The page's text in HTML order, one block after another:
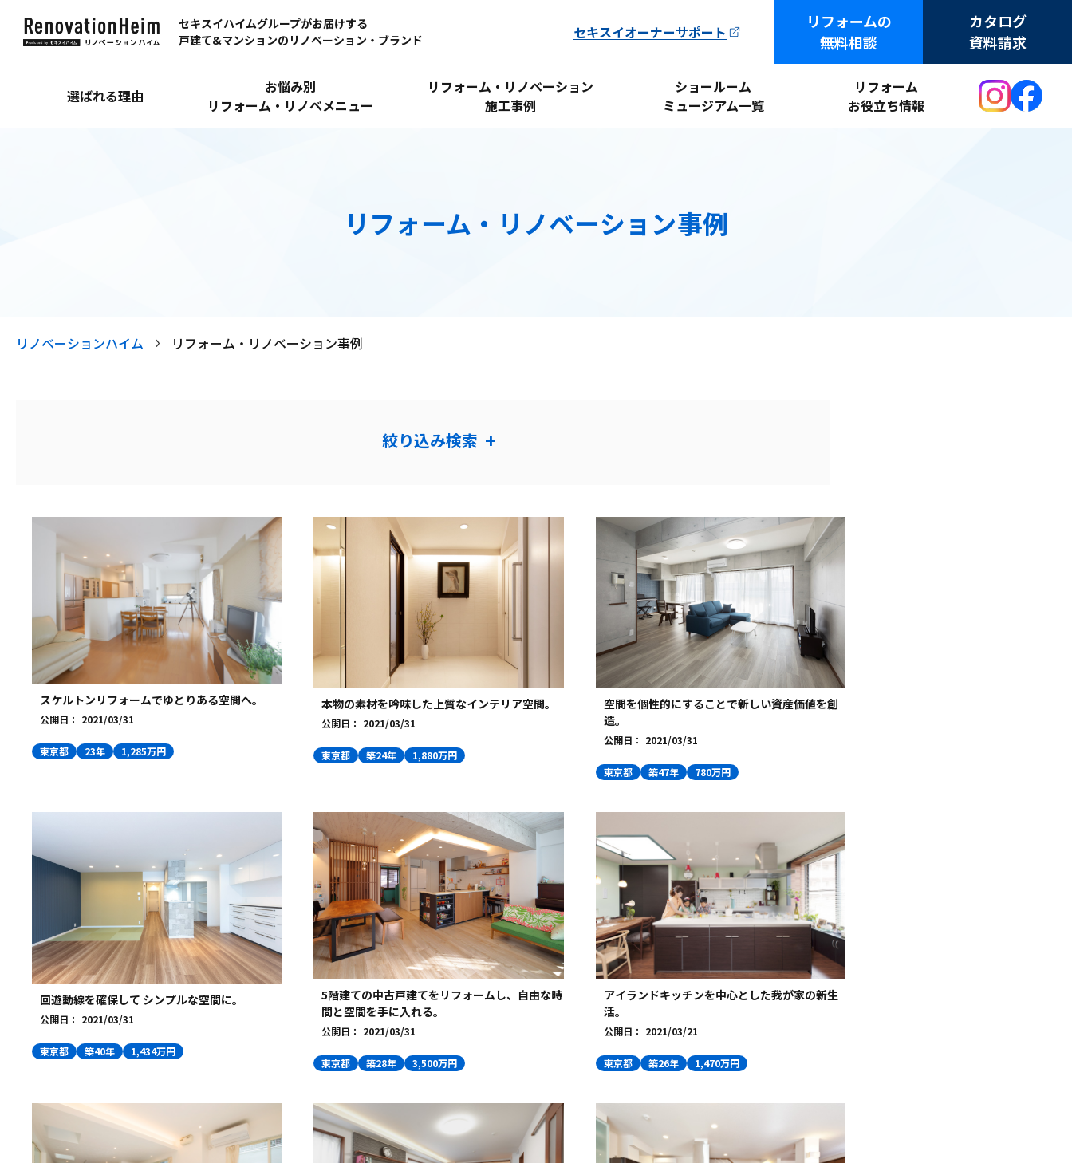
セキスイハイムグループがお届けする
戸建て&マンションのリノベーション・ブランド
セキスイオーナーサポート
リフォームの
無料相談
カタログ
資料請求
選ばれる理由
お悩み別
リフォーム・リノベメニュー
リフォーム・リノベーション
施工事例
ショールーム
ミュージアム一覧
リフォーム
お役立ち情報
リフォーム・リノベーション事例
リノベーションハイム リフォーム・リノベーション事例
絞り込み検索 +
平米 60㎡未満 120㎡未満 180㎡未満 180㎡以上
築年数 20年未満 50年以上
スケルトンリフォームでゆとりある空間へ。
公開日： 2021/03/31
東京都 23年 1,285万円
本物の素材を吟味した上質なインテリア空間。
公開日： 2021/03/31
東京都 築24年 1,880万円
空間を個性的にすることで新しい資産価値を創
造。
公開日： 2021/03/31
東京都 築47年 780万円
回遊動線を確保して シンプルな空間に。
公開日： 2021/03/31
東京都 築40年 1,434万円
5階建ての中古戸建てをリフォームし、自由な時
間と空間を手に入れる。
公開日： 2021/03/31
東京都 築28年 3,500万円
アイランドキッチンを中心とした我が家の新生
活。
公開日： 2021/03/21
東京都 築26年 1,470万円